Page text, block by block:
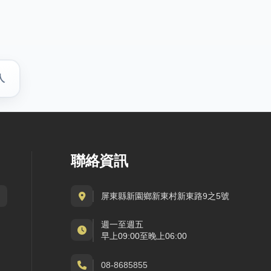
聯絡資訊
屏東縣新園鄉新東村新東路9之5號
週一至週五
早上09:00至晚上06:00
08-8685855